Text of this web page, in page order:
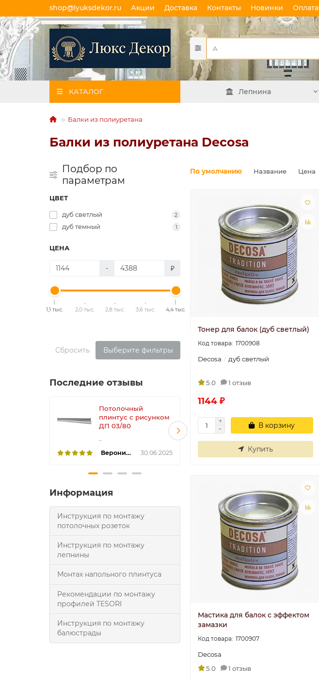
shop@lyuksdekor.ru Акции Доставка Контакты Новинки Оплата
КАТАЛОГ Лепнина
Балки из полиуретана
Балки из полиуретана Decosa
Подбор по
параметрам
ЦВЕТ
дуб светлый 2
дуб темный 1
ЦЕНА
- ₽
1,1 тыс. 2,0 тыс. 2,8 тыс. 3,6 тыс. 4,4 тыс.
Сбросить Выберите фильтры
Последние отзывы
Потолочный
плинтус с рисунком
ДП 03/80
Вероника 30.06.2025
потолочный П 20
100/40
Валентина
Информация
Инструкция по монтажу
потолочных розеток
Инструкция по монтажу
лепнины
Монтах напольного плинтуса
Рекомендации по монтажу
профилей TESORI
Инструкция по монтажу
балюстрады
По умолчанию Название Цена
Тонер для балок (дуб светлый)
1700908
Decosa дуб светлый
5.0 1 отзыв
1144 ₽
В корзину
Купить
Мастика для балок с эффектом
замазки
1700907
Decosa
5.0
1 отзыв